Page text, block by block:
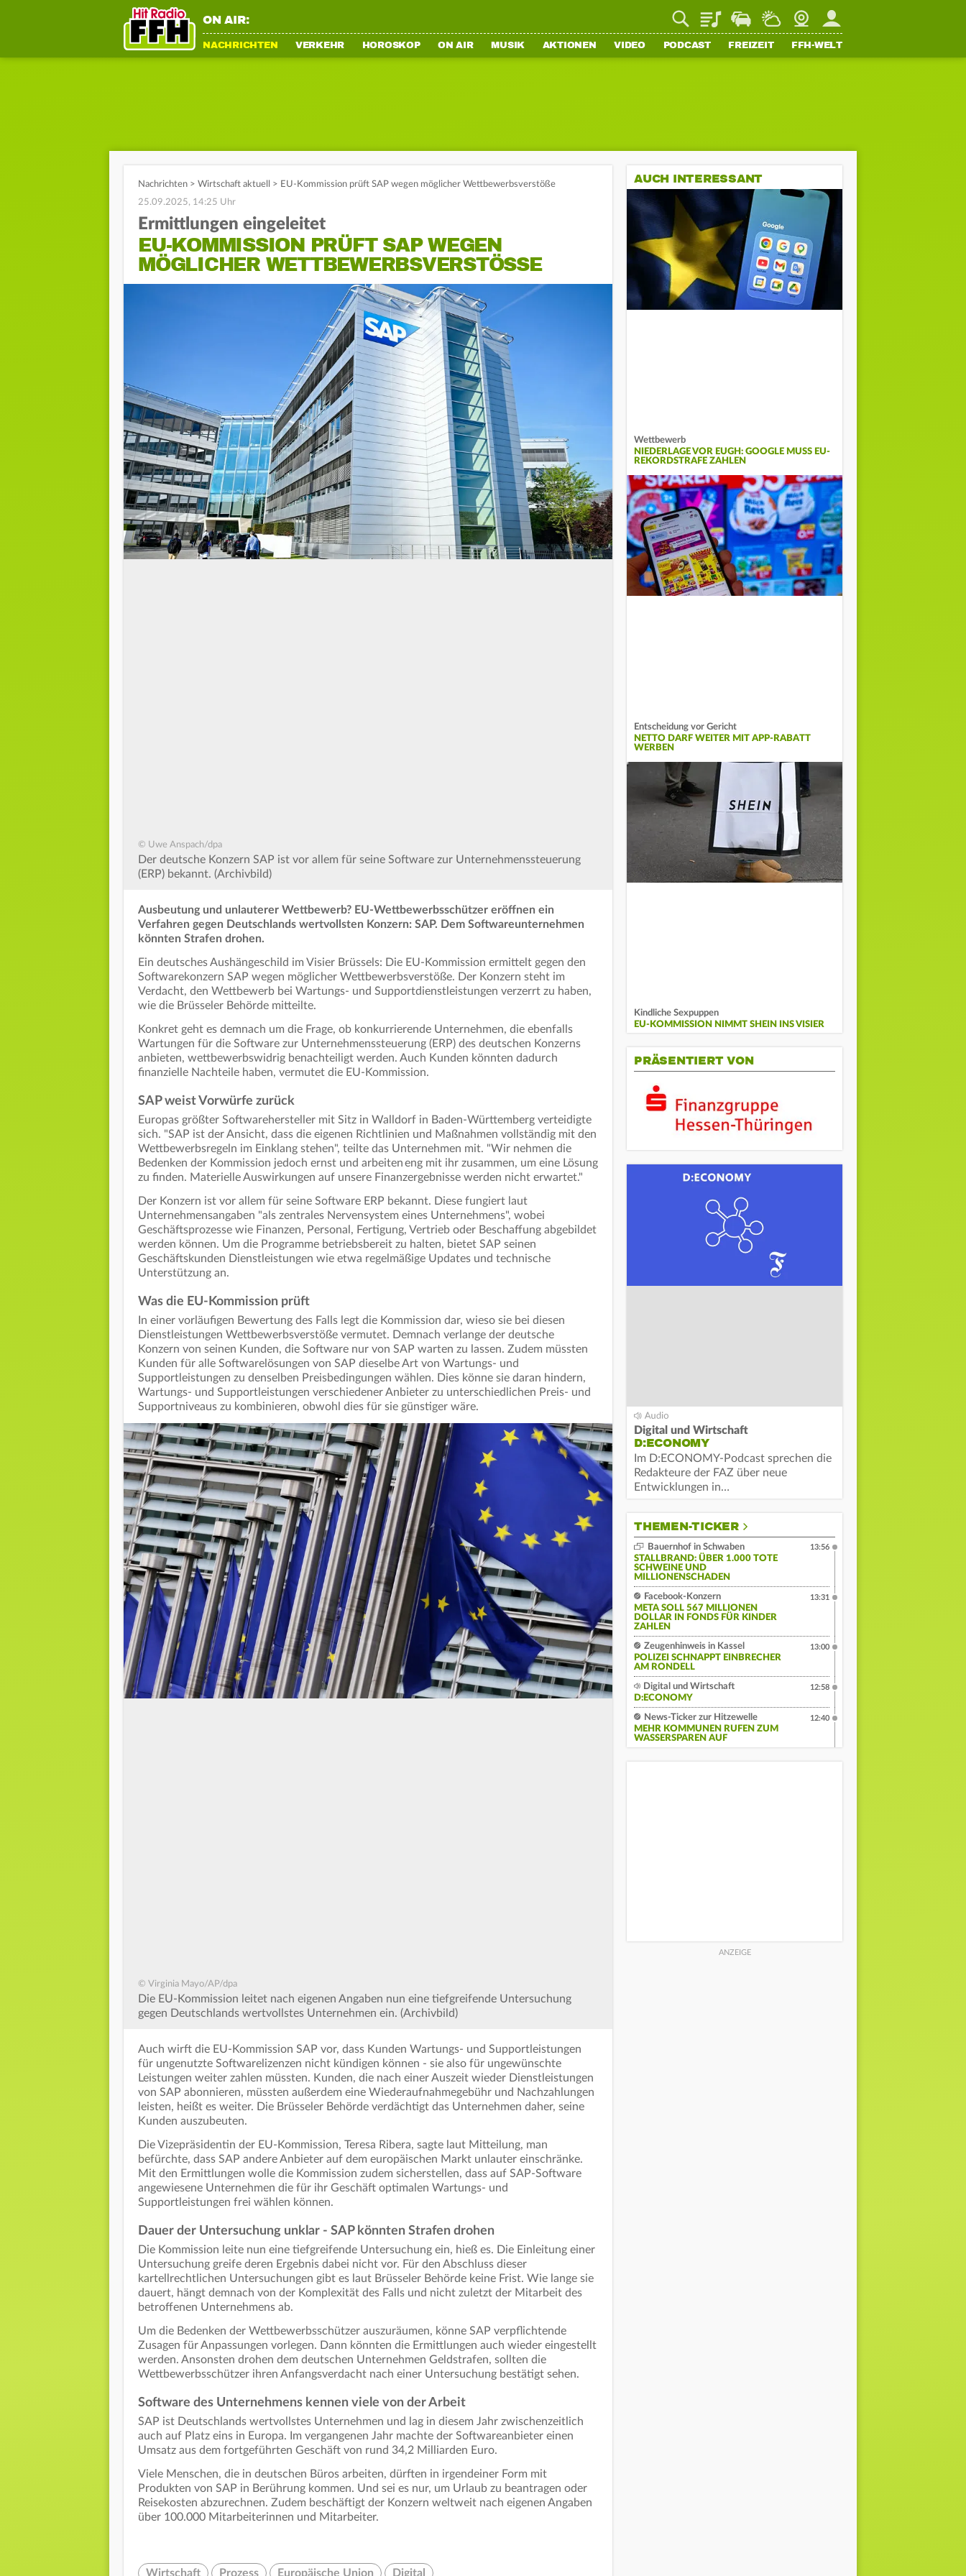
ON AIR: PlaylistStaupilotWetterWebcamMein FFH
NACHRICHTEN VERKEHR HOROSKOP ON AIR MUSIK AKTIONEN VIDEO PODCAST FREIZEIT FFH-WELT
Nachrichten > Wirtschaft aktuell > EU-Kommission prüft SAP wegen möglicher Wettbewerbsverstöße
25.09.2025, 14:25 Uhr
Ermittlungen eingeleitet
EU-KOMMISSION PRÜFT SAP WEGEN
MÖGLICHER WETTBEWERBSVERSTÖSSE
© Uwe Anspach/dpa
Der deutsche Konzern SAP ist vor allem für seine Software zur Unternehmenssteuerung
(ERP) bekannt. (Archivbild)
Ausbeutung und unlauterer Wettbewerb? EU-Wettbewerbsschützer eröffnen ein
Verfahren gegen Deutschlands wertvollsten Konzern: SAP. Dem Softwareunternehmen
könnten Strafen drohen.
Ein deutsches Aushängeschild im Visier Brüssels: Die EU-Kommission ermittelt gegen den
Softwarekonzern SAP wegen möglicher Wettbewerbsverstöße. Der Konzern steht im
Verdacht, den Wettbewerb bei Wartungs- und Supportdienstleistungen verzerrt zu haben,
wie die Brüsseler Behörde mitteilte.
Konkret geht es demnach um die Frage, ob konkurrierende Unternehmen, die ebenfalls
Wartungen für die Software zur Unternehmenssteuerung (ERP) des deutschen Konzerns
anbieten, wettbewerbswidrig benachteiligt werden. Auch Kunden könnten dadurch
finanzielle Nachteile haben, vermutet die EU-Kommission.
SAP weist Vorwürfe zurück
Europas größter Softwarehersteller mit Sitz in Walldorf in Baden-Württemberg verteidigte
sich. "SAP ist der Ansicht, dass die eigenen Richtlinien und Maßnahmen vollständig mit den
Wettbewerbsregeln im Einklang stehen", teilte das Unternehmen mit. "Wir nehmen die
Bedenken der Kommission jedoch ernst und arbeiten eng mit ihr zusammen, um eine Lösung
zu finden. ​Materielle Auswirkungen auf unsere Finanzergebnisse werden nicht erwartet." ​
Der Konzern ist vor allem für seine Software ERP bekannt. Diese fungiert laut
Unternehmensangaben "als zentrales Nervensystem eines Unternehmens", wobei
Geschäftsprozesse wie Finanzen, Personal, Fertigung, Vertrieb oder Beschaffung abgebildet
werden können. Um die Programme betriebsbereit zu halten, bietet SAP seinen
Geschäftskunden Dienstleistungen wie etwa regelmäßige Updates und technische
Unterstützung an.
Was die EU-Kommission prüft
In einer vorläufigen Bewertung des Falls legt die Kommission dar, wieso sie bei diesen
Dienstleistungen Wettbewerbsverstöße vermutet. Demnach verlange der deutsche
Konzern von seinen Kunden, die Software nur von SAP warten zu lassen. Zudem müssten
Kunden für alle Softwarelösungen von SAP dieselbe Art von Wartungs- und
Supportleistungen zu denselben Preisbedingungen wählen. Dies könne sie daran hindern,
Wartungs- und Supportleistungen verschiedener Anbieter zu unterschiedlichen Preis- und
Supportniveaus zu kombinieren, obwohl dies für sie günstiger wäre.
© Virginia Mayo/AP/dpa
Die EU-Kommission leitet nach eigenen Angaben nun eine tiefgreifende Untersuchung
gegen Deutschlands wertvollstes Unternehmen ein. (Archivbild)
Auch wirft die EU-Kommission SAP vor, dass Kunden Wartungs- und Supportleistungen
für ungenutzte Softwarelizenzen nicht kündigen können - sie also für ungewünschte
Leistungen weiter zahlen müssten. Kunden, die nach einer Auszeit wieder Dienstleistungen
von SAP abonnieren, müssten außerdem eine Wiederaufnahmegebühr und Nachzahlungen
leisten, heißt es weiter. Die Brüsseler Behörde verdächtigt das Unternehmen daher, seine
Kunden auszubeuten.
Die Vizepräsidentin der EU-Kommission, Teresa Ribera, sagte laut Mitteilung, man
befürchte, dass SAP andere Anbieter auf dem europäischen Markt unlauter einschränke.
Mit den Ermittlungen wolle die Kommission zudem sicherstellen, dass auf SAP-Software
angewiesene Unternehmen die für ihr Geschäft optimalen Wartungs- und
Supportleistungen frei wählen können.
Dauer der Untersuchung unklar - SAP könnten Strafen drohen
Die Kommission leite nun eine tiefgreifende Untersuchung ein, hieß es. Die Einleitung einer
Untersuchung greife deren Ergebnis dabei nicht vor. Für den Abschluss dieser
kartellrechtlichen Untersuchungen gibt es laut Brüsseler Behörde keine Frist. Wie lange sie
dauert, hängt demnach von der Komplexität des Falls und nicht zuletzt der Mitarbeit des
betroffenen Unternehmens ab.
Um die Bedenken der Wettbewerbsschützer auszuräumen, könne SAP verpflichtende
Zusagen für Anpassungen vorlegen. Dann könnten die Ermittlungen auch wieder eingestellt
werden. Ansonsten drohen dem deutschen Unternehmen Geldstrafen, sollten die
Wettbewerbsschützer ihren Anfangsverdacht nach einer Untersuchung bestätigt sehen.
Software des Unternehmens kennen viele von der Arbeit
SAP ist Deutschlands wertvollstes Unternehmen und lag in diesem Jahr zwischenzeitlich
auch auf Platz eins in Europa. Im vergangenen Jahr machte der Softwareanbieter einen
Umsatz aus dem fortgeführten Geschäft von rund 34,2 Milliarden Euro.
Viele Menschen, die in deutschen Büros arbeiten, dürften in irgendeiner Form mit
Produkten von SAP in Berührung kommen. Und sei es nur, um Urlaub zu beantragen oder
Reisekosten abzurechnen. Zudem beschäftigt der Konzern weltweit nach eigenen Angaben
über 100.000 Mitarbeiterinnen und Mitarbeiter.
Wirtschaft Prozess Europäische Union Digital
AUCH INTERESSANT
Wettbewerb
NIEDERLAGE VOR EUGH: GOOGLE MUSS EU-
REKORDSTRAFE ZAHLEN
Entscheidung vor Gericht
NETTO DARF WEITER MIT APP-RABATT
WERBEN
Kindliche Sexpuppen
EU-KOMMISSION NIMMT SHEIN INS VISIER
PRÄSENTIERT VON
Digital und Wirtschaft
D:ECONOMY
Im D:ECONOMY-Podcast sprechen die
Redakteure der FAZ über neue
Entwicklungen in…
THEMEN-TICKER
Bauernhof in Schwaben
STALLBRAND: ÜBER 1.000 TOTE
SCHWEINE UND
MILLIONENSCHADEN
13:56
Facebook-Konzern
META SOLL 567 MILLIONEN
DOLLAR IN FONDS FÜR KINDER
ZAHLEN
13:31
Zeugenhinweis in Kassel
POLIZEI SCHNAPPT EINBRECHER
AM RONDELL
13:00
Digital und Wirtschaft
D:ECONOMY
12:58
News-Ticker zur Hitzewelle
MEHR KOMMUNEN RUFEN ZUM
WASSERSPAREN AUF
12:40